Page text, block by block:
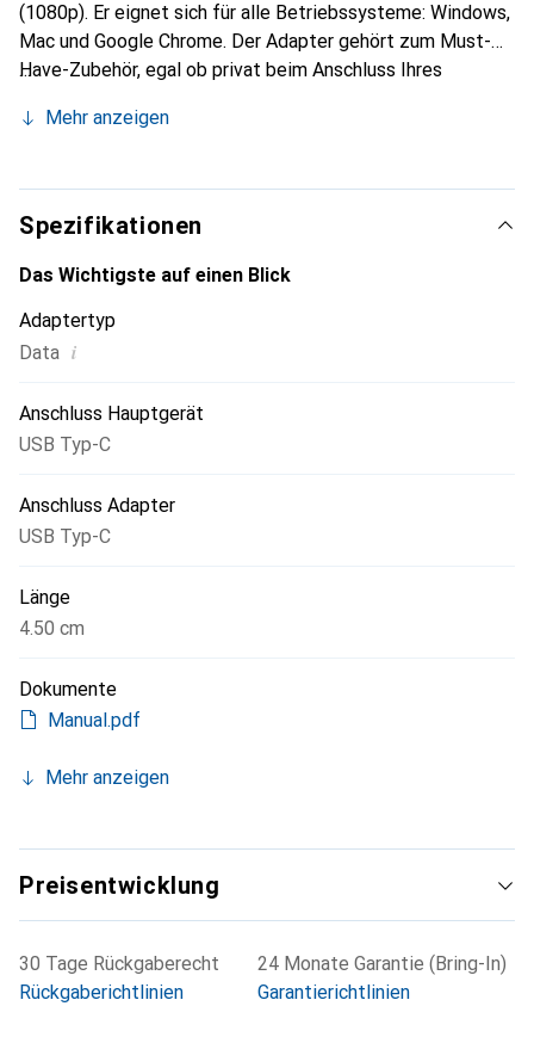
(1080p). Er eignet sich für alle Betriebssysteme: Windows,
Mac und Google Chrome. Der Adapter gehört zum Must-
Have-Zubehör, egal ob privat beim Anschluss Ihres
beruflich bei Präsentationen über einen VGA-Projektor.
Mehr anzeigen
Spezifikationen
Das Wichtigste auf einen Blick
Adaptertyp
Data i
Anschluss Hauptgerät
USB Typ-C
Anschluss Adapter
USB Typ-C
Länge
4.50 cm
Dokumente
Manual.pdf
Mehr anzeigen
Preisentwicklung
30 Tage Rückgaberecht
Rückgaberichtlinien
24 Monate Garantie (Bring-In)
Garantierichtlinien